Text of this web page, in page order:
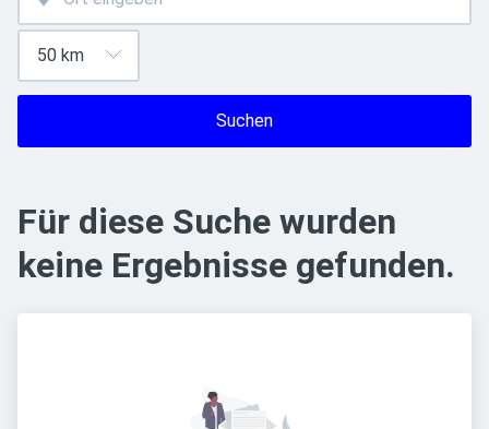
Suchen
Für diese Suche wurden
keine Ergebnisse gefunden.